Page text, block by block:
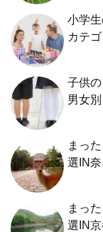
小学
カテ
子供
男女
まっ
選IN奈
まっ
選IN